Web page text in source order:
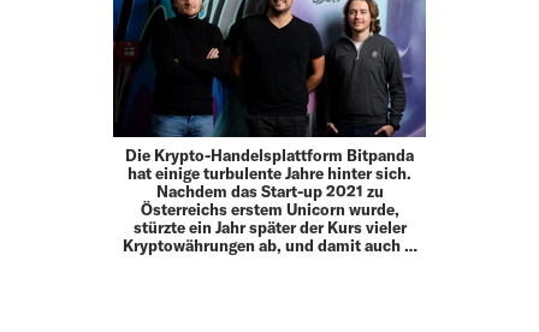
Die Krypto-Handelsplattform Bitpanda
hat einige turbulente Jahre hinter sich.
Nachdem das Start-up 2021 zu
Österreichs erstem Unicorn wurde,
stürzte ein Jahr später der Kurs vieler
Kryptowährungen ab, und damit auch …